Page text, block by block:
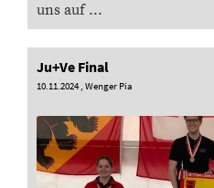
uns auf ...
Ju+Ve Final
10.11.2024, Wenger Pia